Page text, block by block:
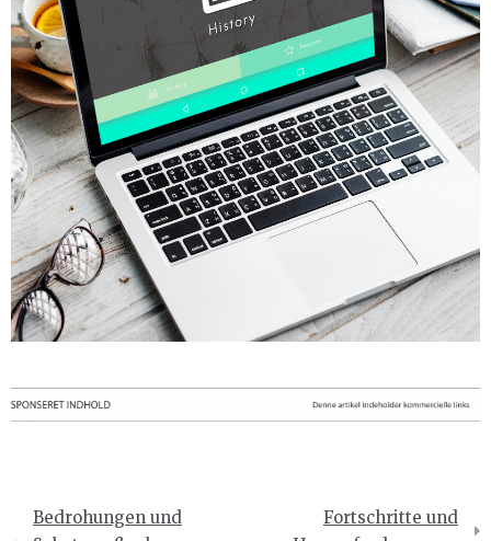
Beitragsnavigation
Bedrohungen und
Fortschritte und